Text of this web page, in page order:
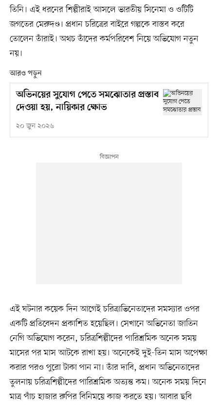
তিনি। এই ধরনের শিল্পীরাই আসলে ভারতীয় সিনেমা ও ওটিটি
জগতের মেরুদণ্ড। প্রধান চরিত্রের বাইরে গল্পকে বাস্তব করে
তোলেন তাঁরাই। অথচ তাঁদের কর্মপরিবেশ নিয়ে অভিযোগ নতুন
নয়।
আরও পড়ুন
অভিনয়ের সুযোগ পেতে সমঝোতার প্রস্তাব
দেওয়া হয়, নায়িকার ক্ষোভ
২০ জুন ২০২৬
এই ঘটনার কয়েক দিন আগেই চরিত্রাভিনেতাদের সমস্যার ওপর
একটি প্রতিবেদন প্রকাশিত হয়েছিল। সেখানে অভিনেতা জাতিন
নেগি অভিযোগ করেন, চরিত্রশিল্পীদের পারিশ্রমিক অনেক সময়
মাসের পর মাস আটকে রাখা হয়। অনেকেই দুই-তিন মাস অপেক্ষা
করার পরও পুরো টাকা পান না। তাঁর দাবি, প্রধান অভিনেতাদের
তুলনায় চরিত্রশিল্পীদের পারিশ্রমিক অত্যন্ত কম। অনেক সময় দিনে
মাত্র পাঁচ হাজার রুপির বিনিময়ে কাজ করতে হয়। আবার ছবি